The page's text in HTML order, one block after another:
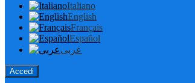
Italiano
English
Français
Español
عربى
Accedi